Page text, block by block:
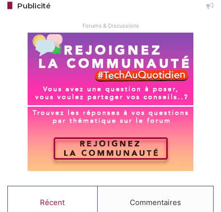
Publicité
Forums & Discussions
Récent Commentaires